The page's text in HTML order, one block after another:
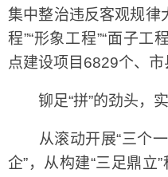
集中整治违反客观规律
程”“形象工程”“面子工
点建设项目6829个、市
铆足“拼”的劲头，
从滚动开展“三个一
企”，从构建“三足鼎立